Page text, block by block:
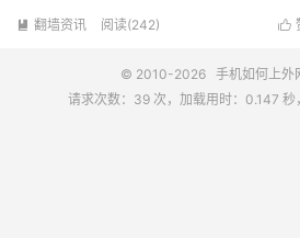

 翻墙资讯 阅读(242)
© 2010-2026 手机如何上外
请求次数：39 次，加载用时：0.147 秒